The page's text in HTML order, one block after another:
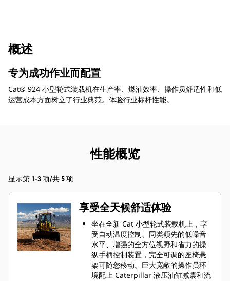
概述
专为成功作业而配置
Cat® 924 小型轮式装载机在生产率、燃油效率、操作员舒适性和低
运营成本方面树立了行业典范。体验行业标杆性能。
性能概览
显示第 1-3 项/共 5 项
享受全天候舒适体验
坐在全新 Cat 小型轮式装载机上，享
受自动温度控制、同类领先的低噪音
水平、增强的全方位视野和省力的操
纵手柄控制装置，完全可调的座椅悬
架可随您移动。巨大宽敞的操作员环
境配上 Caterpillar 液压油缸减震和流